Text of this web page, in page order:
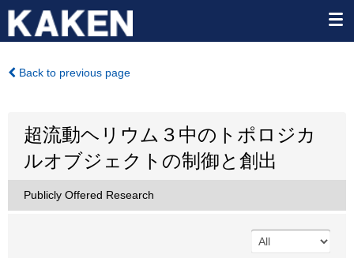
Back to previous page
超流動ヘリウム３中のトポロジカ
ルオブジェクトの制御と創出
Publicly Offered Research